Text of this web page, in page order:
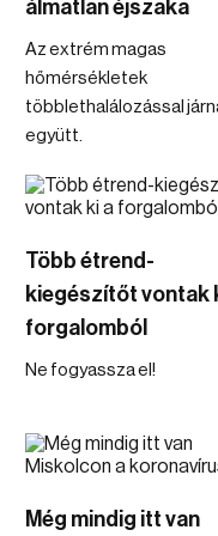
álmatlan éjszaka
Az extrém magas
hőmérsékletek
többlethalálozással
együtt.
Több étrend-
kiegészítőt vontak
forgalomból
Ne fogyassza el!
Még mindig itt van